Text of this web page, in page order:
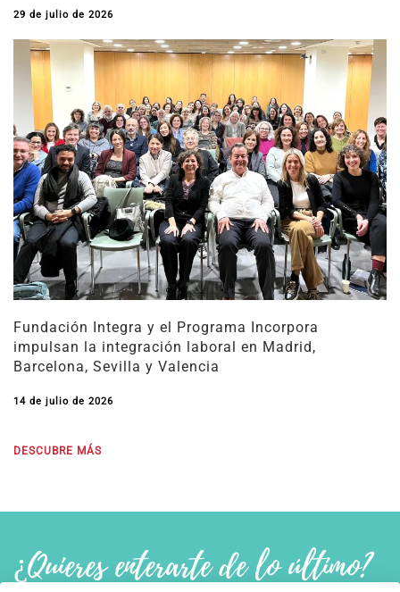
29 de julio de 2026
Fundación Integra y el Programa Incorpora
impulsan la integración laboral en Madrid,
Barcelona, Sevilla y Valencia
14 de julio de 2026
DESCUBRE MÁS
¿Quieres enterarte de lo último?